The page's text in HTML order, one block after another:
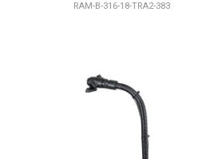
RAM-B-316-18-TRA2-383